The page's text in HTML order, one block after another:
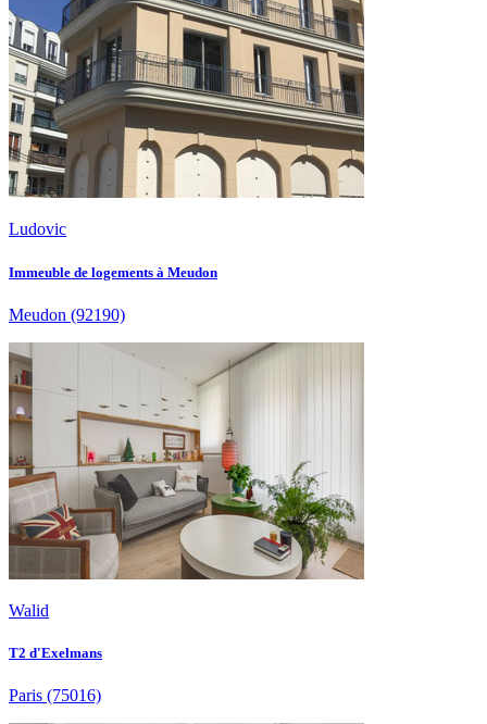
Ludovic
Immeuble de logements à Meudon
Meudon (92190)
Walid
T2 d'Exelmans
Paris (75016)